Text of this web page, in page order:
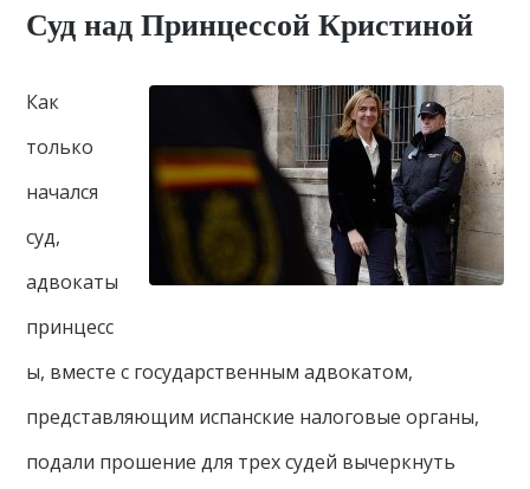
Суд над Принцессой Кристиной
Как
только
начался
суд,
адвокаты
принцесс
ы, вместе с государственным адвокатом,
представляющим испанские налоговые органы,
подали прошение для трех судей вычеркнуть